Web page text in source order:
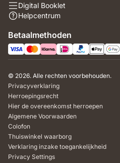
Digital Booklet
Helpcentrum
Betaalmethoden
© 2026. Alle rechten voorbehouden.
Privacyverklaring
Herroepingsrecht
Hier de overeenkomst herroepen
Algemene Voorwaarden
Colofon
Thuiswinkel waarborg
Verklaring inzake toegankelijkheid
Privacy Settings